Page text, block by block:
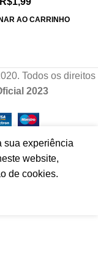
AO CARRINHO
Todos os direitos
2023
sua experiência
website,
de cookies.